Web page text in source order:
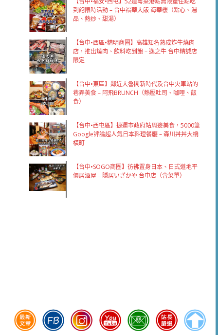
到飽限時活動 – 台中福華大飯 海華樓（點心、湯
品、熱炒、甜湯）
【台中•西區•精明商圈】高雄知名熟成炸牛燒肉
店，推出燒肉、飲料吃到飽 – 逸之牛 台中精誠店
限定
【台中•東區】鄰近大魯閣新時代及台中火車站的
巷弄美食 – 阿飛BRUNCH（熱壓吐司、咖哩、飯
食）
【台中•西屯區】捷運市政府站周邊美食，5000筆
Google評論超人氣日本料理餐廳 – 森川丼丼大橋
橫町
【台中•SOGO商圈】彷彿置身日本、日式道地平
價居酒屋 – 隱居いざかや 台中店（含菜單）